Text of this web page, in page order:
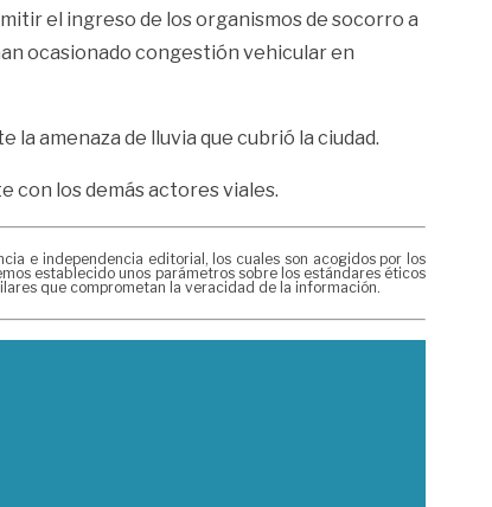
el ingreso de los organismos de socorro a
ocasionado congestión vehicular en
amenaza de lluvia que cubrió la ciudad.
con los demás actores viales.
e independencia editorial, los cuales son acogidos por los
establecido unos parámetros sobre los estándares éticos
que comprometan la veracidad de la información.